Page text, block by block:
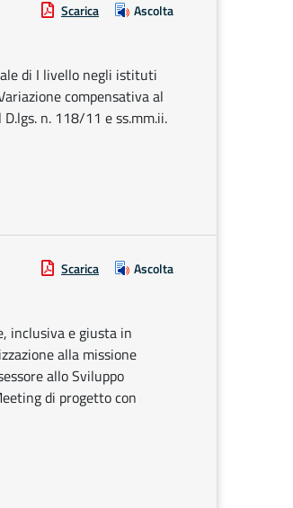
Scarica Ascolta
di I livello negli istituti
compensativa al
n. 118/11 e ss.mm.ii.
Scarica Ascolta
inclusiva e giusta in
alla missione
allo Sviluppo
di progetto con